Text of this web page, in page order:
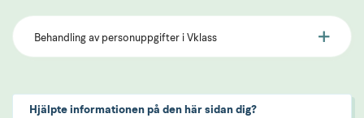
Behandling av personuppgifter i Vklass
Hjälpte informationen på den här sidan dig?